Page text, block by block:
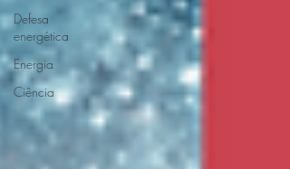
Defesa
energética
Energia
Ciência